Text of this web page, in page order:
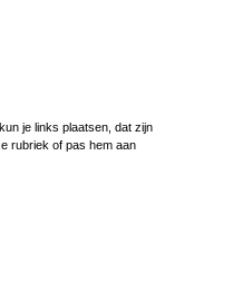
je links plaatsen, dat zijn
rubriek of pas hem aan